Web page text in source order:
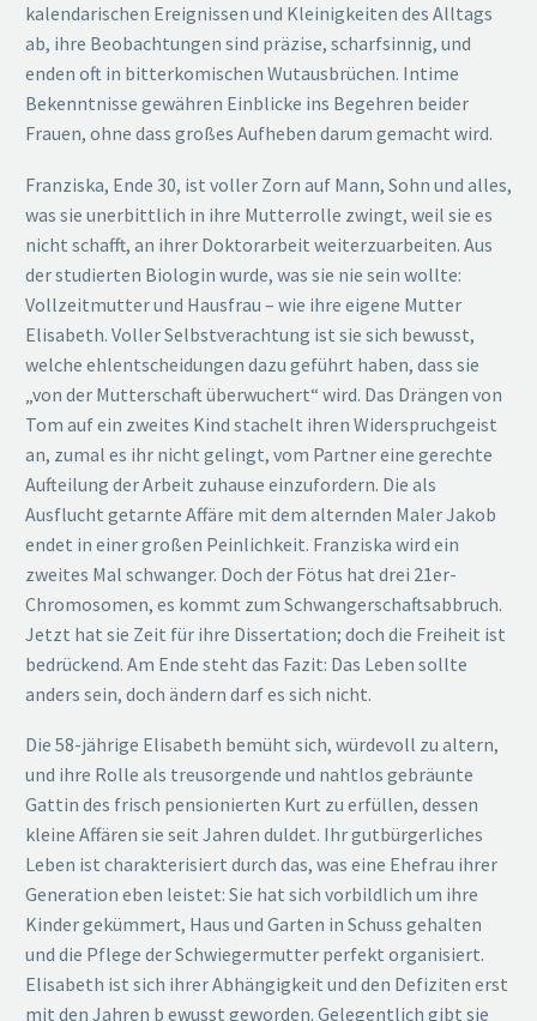
kalendarischen Ereignissen und Kleinigkeiten des Alltags
ab, ihre Beobachtungen sind präzise, scharfsinnig, und
enden oft in bitterkomischen Wutausbrüchen. Intime
Bekenntnisse gewähren Einblicke ins Begehren beider
Frauen, ohne dass großes Aufheben darum gemacht wird.
Franziska, Ende 30, ist voller Zorn auf Mann, Sohn und alles,
was sie unerbittlich in ihre Mutterrolle zwingt, weil sie es
nicht schafft, an ihrer Doktorarbeit weiterzuarbeiten. Aus
der studierten Biologin wurde, was sie nie sein wollte:
Vollzeitmutter und Hausfrau – wie ihre eigene Mutter
Elisabeth. Voller Selbstverachtung ist sie sich bewusst,
welche ehlentscheidungen dazu geführt haben, dass sie
„von der Mutterschaft überwuchert“ wird. Das Drängen von
Tom auf ein zweites Kind stachelt ihren Widerspruchgeist
an, zumal es ihr nicht gelingt, vom Partner eine gerechte
Aufteilung der Arbeit zuhause einzufordern. Die als
Ausflucht getarnte Affäre mit dem alternden Maler Jakob
endet in einer großen Peinlichkeit. Franziska wird ein
zweites Mal schwanger. Doch der Fötus hat drei 21er-
Chromosomen, es kommt zum Schwangerschaftsabbruch.
Jetzt hat sie Zeit für ihre Dissertation; doch die Freiheit ist
bedrückend. Am Ende steht das Fazit: Das Leben sollte
anders sein, doch ändern darf es sich nicht.
Die 58-jährige Elisabeth bemüht sich, würdevoll zu altern,
und ihre Rolle als treusorgende und nahtlos gebräunte
Gattin des frisch pensionierten Kurt zu erfüllen, dessen
kleine Affären sie seit Jahren duldet. Ihr gutbürgerliches
Leben ist charakterisiert durch das, was eine Ehefrau ihrer
Generation eben leistet: Sie hat sich vorbildlich um ihre
Kinder gekümmert, Haus und Garten in Schuss gehalten
und die Pflege der Schwiegermutter perfekt organisiert.
Elisabeth ist sich ihrer Abhängigkeit und den Defiziten erst
mit den Jahren b ewusst geworden. Gelegentlich gibt sie